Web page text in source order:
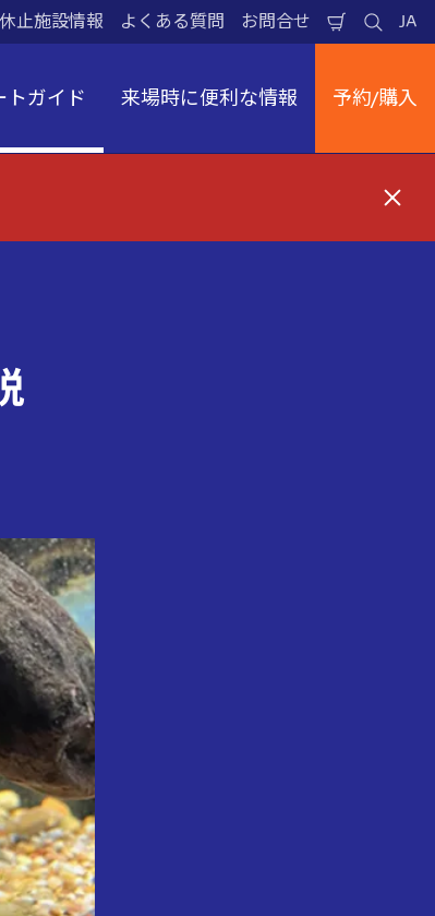
休止施設情報 よくある質問 お問合せ
い
ご
検
索
JA
日
本
トガイド 来場時に便利な情報 予約/購入
閉
る